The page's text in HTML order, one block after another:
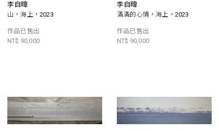
李自暐
山，海上，2023
作品已售出
NT$ 90,000
李自暐
滿滿的心情，海上，2023
作品已售出
NT$ 90,000